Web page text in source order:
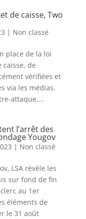
de caisse, Two
| Non classé
place de la loi
caisse, de
vérifiées et
via les médias.
attaque....
l’arrêt des
Yougov
| Non classé
LSA révèle les
sur fond de fin
au 1er
éléments de
le 31 août